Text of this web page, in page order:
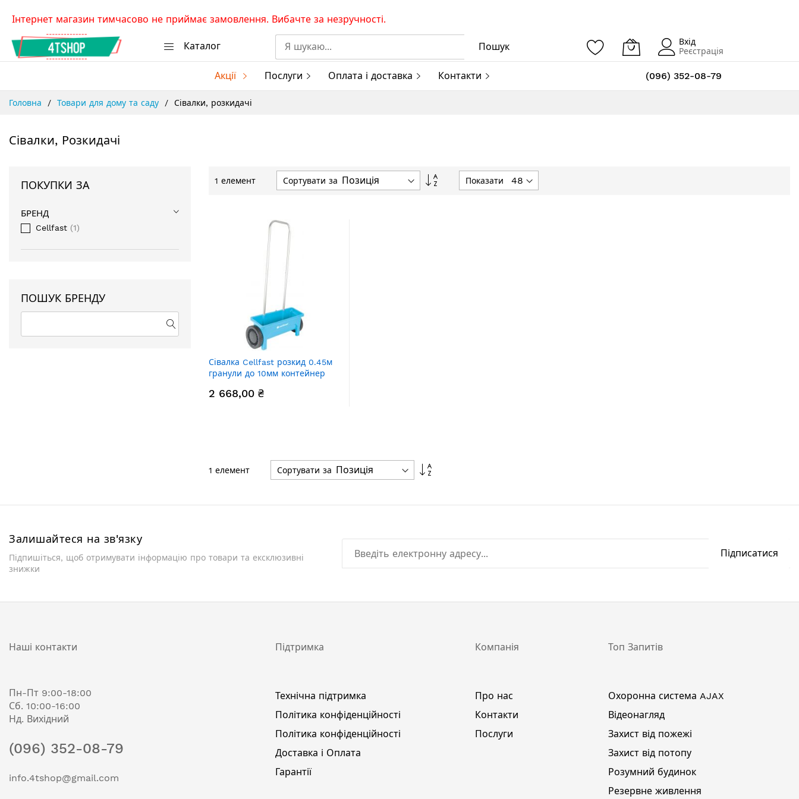
Skip
Content
Інтернет магазин тимчасово не приймає замовлення. Вибачте за незручності.
Каталог Пошук
Вхід
Реєстрація
Акції Послуги Оплата і доставка Контакти (096) 352-08-79
Головна Товари для дому та саду Сівалки, розкидачі
Сівалки, Розкидачі
1 елемент Сортувати за
СортуватиПоказати
Сівалка Cellfast розкид 0.45м
гранули до 10мм контейнер
2 668,00 ₴
1 елемент Сортувати за
Сортувати
ПОКУПКИ ЗА
БРЕНД
Cellfast 1
ПОШУК БРЕНДУ
Залишайтеся на зв'язку
Підпишіться, щоб отримувати інформацію про товари та ексклюзивні
знижки
Підписатися
Наші контакти
Пн-Пт 9:00-18:00
Сб. 10:00-16:00
Нд. Вихідний
(096) 352-08-79
info.4tshop@gmail.com
Підтримка
Технічна підтримка
Політика конфіденційності
Політика конфіденційності
Доставка і Оплата
Гарантії
Компанія
Про нас
Контакти
Послуги
Топ Запитів
Охоронна система AJAX
Відеонагляд
Захист від пожежі
Захист від потопу
Розумний будинок
Резервне живлення